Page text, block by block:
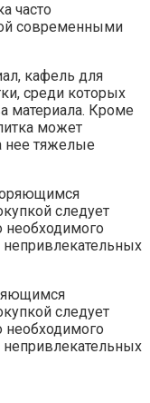
часто
современными
кафель для
среди которых
материала. Кроме
может
нее тяжелые
следует
необходимого
непривлекательных